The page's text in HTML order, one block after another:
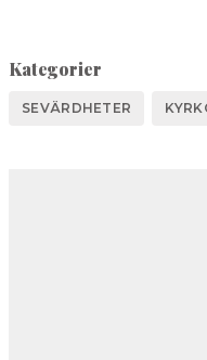
Kategorier
SEVÄRDHETER